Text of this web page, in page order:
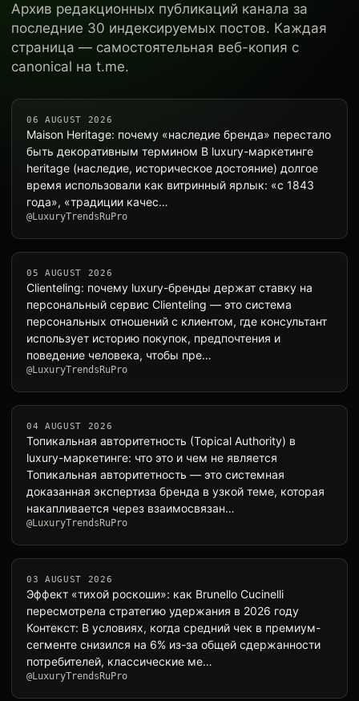
Архив редакционных публикаций канала за
последние 30 индексируемых постов. Каждая
страница — самостоятельная веб-копия с
canonical на t.me.
06 AUGUST 2026
Maison Heritage: почему «наследие бренда» перестало
быть декоративным термином В luxury-маркетинге
heritage (наследие, историческое достояние) долгое
время использовали как витринный ярлык: «с 1843
года», «традиции качес…
@LuxuryTrendsRuPro
05 AUGUST 2026
Clienteling: почему luxury-бренды держат ставку на
персональный сервис Clienteling — это система
персональных отношений с клиентом, где консультант
использует историю покупок, предпочтения и
поведение человека, чтобы пре…
@LuxuryTrendsRuPro
04 AUGUST 2026
Топикальная авторитетность (Topical Authority) в
luxury-маркетинге: что это и чем не является
Топикальная авторитетность — это системная
доказанная экспертиза бренда в узкой теме, которая
накапливается через взаимосвязан…
@LuxuryTrendsRuPro
03 AUGUST 2026
Эффект «тихой роскоши»: как Brunello Cucinelli
пересмотрела стратегию удержания в 2026 году
Контекст: В условиях, когда средний чек в премиум-
сегменте снизился на 6% из-за общей сдержанности
потребителей, классические ме…
@LuxuryTrendsRuPro